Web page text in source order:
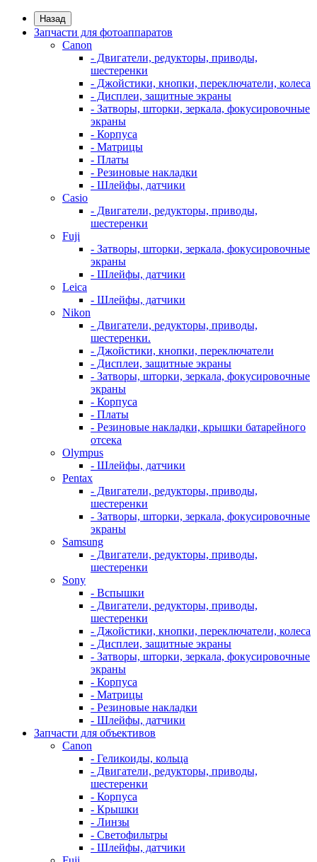
Назад
Запчасти для фотоаппаратов
Canon
- Двигатели, редукторы, приводы,
шестеренки
- Джойстики, кнопки, переключатели, колеса
- Дисплеи, защитные экраны
- Затворы, шторки, зеркала, фокусировочные
экраны
- Корпуса
- Матрицы
- Платы
- Резиновые накладки
- Шлейфы, датчики
Casio
- Двигатели, редукторы, приводы,
шестеренки
Fuji
- Затворы, шторки, зеркала, фокусировочные
экраны
- Шлейфы, датчики
Leica
- Шлейфы, датчики
Nikon
- Двигатели, редукторы, приводы,
шестеренки.
- Джойстики, кнопки, переключатели
- Дисплеи, защитные экраны
- Затворы, шторки, зеркала, фокусировочные
экраны
- Корпуса
- Платы
- Резиновые накладки, крышки батарейного
отсека
Olympus
- Шлейфы, датчики
Pentax
- Двигатели, редукторы, приводы,
шестеренки
- Затворы, шторки, зеркала, фокусировочные
экраны
Samsung
- Двигатели, редукторы, приводы,
шестеренки
Sony
- Вспышки
- Двигатели, редукторы, приводы,
шестеренки
- Джойстики, кнопки, переключатели, колеса
- Дисплеи, защитные экраны
- Затворы, шторки, зеркала, фокусировочные
экраны
- Корпуса
- Матрицы
- Резиновые накладки
- Шлейфы, датчики
Запчасти для объективов
Canon
- Геликоиды, кольца
- Двигатели, редукторы, приводы,
шестеренки
- Корпуса
- Крышки
- Линзы
- Светофильтры
- Шлейфы, датчики